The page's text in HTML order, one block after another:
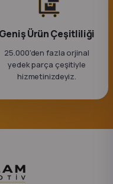
Geniş Ürün Çeşitliliği
25.000'den fazla orjinal
yedek parça çeşitiyle
hizmetinizdeyiz.